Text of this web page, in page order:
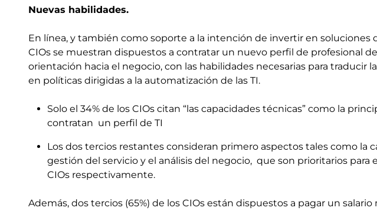
Nuevas habilidades.
En línea, y también como soporte a la intención de invertir en soluciones
CIOs se muestran dispuestos a contratar un nuevo perfil de profesional
orientación hacia el negocio, con las habilidades necesarias para traducir
en políticas dirigidas a la automatización de las TI.
Solo el 34% de los CIOs citan “las capacidades técnicas” como la
contratan un perfil de TI
Los dos tercios restantes consideran primero aspectos tales como la
gestión del servicio y el análisis del negocio, que son prioritarios para el
CIOs respectivamente.
Además, dos tercios (65%) de los CIOs están dispuestos a pagar un